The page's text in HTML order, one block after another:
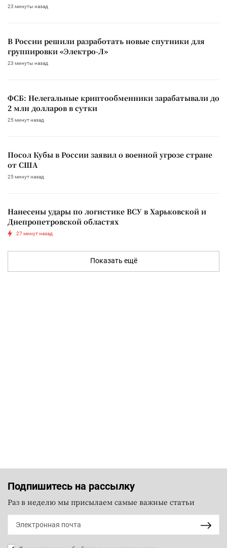
23 минуты назад
В России решили разработать новые спутники для
группировки «Электро-Л»
23 минуты назад
ФСБ: Нелегальные криптообменники зарабатывали до
2 млн долларов в сутки
25 минут назад
Посол Кубы в России заявил о военной угрозе стране
от США
25 минут назад
Нанесены удары по логистике ВСУ в Харьковской и
Днепропетровской областях
27 минут назад
Показать ещё
Подпишитесь на рассылку
Раз в неделю мы присылаем самые важные статьи